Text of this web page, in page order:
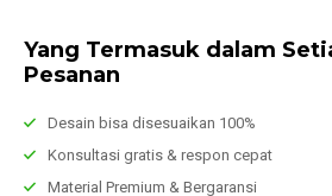
Yang Termasuk dalam
Pesanan
Desain bisa disesuaikan 100%
Konsultasi gratis & respon cepat
Material Premium & Bergaransi